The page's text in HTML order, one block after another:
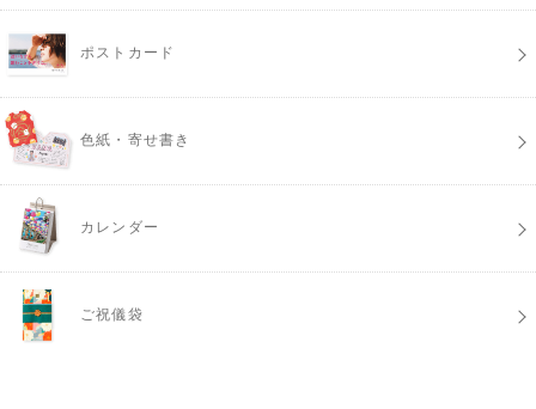
ポストカード
色紙・寄せ書き
カレンダー
ご祝儀袋